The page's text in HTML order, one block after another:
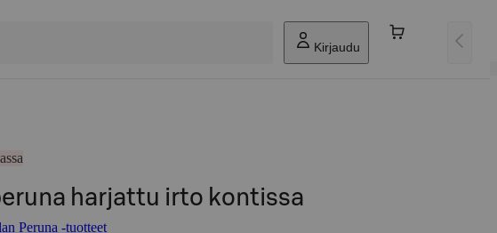
Kirjaudu
harjattu irto kontissa
Peruna -tuotteet